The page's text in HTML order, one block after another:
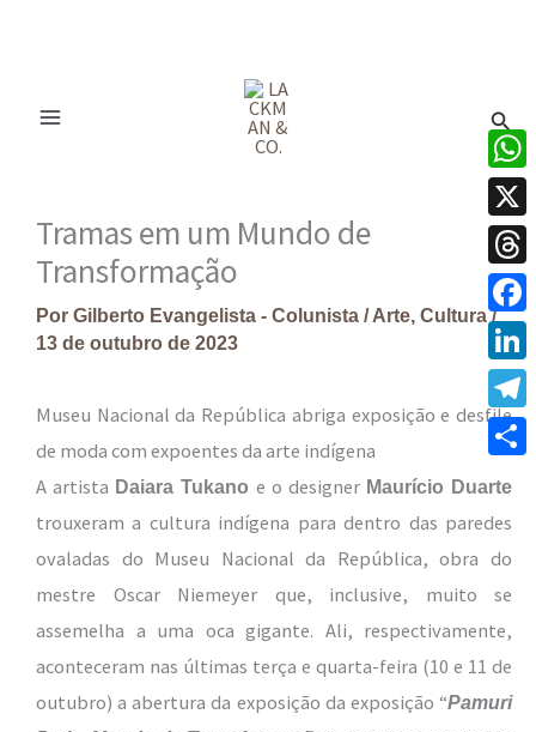
Tramas em um Mundo de
Transformação
Por Gilberto Evangelista - Colunista /Arte, Cultura/
13 de outubro de 2023
Museu Nacional da República abriga exposição e desfile
de moda com expoentes da arte indígena
A artista Daiara Tukano e o designer Maurício Duarte
trouxeram a cultura indígena para dentro das paredes
ovaladas do Museu Nacional da República, obra do
mestre Oscar Niemeyer que, inclusive, muito se
assemelha a uma oca gigante. Ali, respectivamente,
aconteceram nas últimas terça e quarta-feira (10 e 11 de
outubro) a abertura da exposição da exposição “Pamuri
X
Share